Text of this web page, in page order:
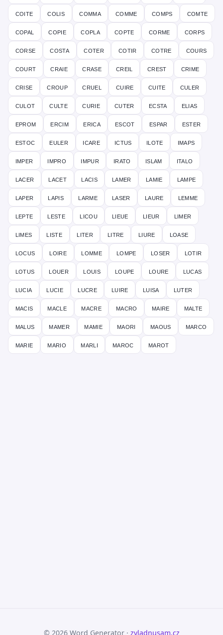
coite colis comma comme comps comte
copal copie copla copte corme corps
corse costa coter cotir cotre cours
court craie crase creil crest crime
crise croup cruel cuire cuite culer
culot culte curie cuter ecsta elias
eprom ercim erica escot espar ester
estoc euler icare ictus ilote imaps
imper impro impur irato islam italo
lacer lacet lacis lamer lamie lampe
laper lapis larme laser laure lemme
lepte leste licou lieue lieur limer
limes liste liter litre liure loase
locus loire lomme lompe loser lotir
lotus louer louis loupe loure lucas
lucia lucie lucre luire luisa luter
macis macle macre macro maire malte
malus mamer mamie maori maous marco
marie mario marli maroc marot
© 2026 Word Generator · zvladnusam.cz